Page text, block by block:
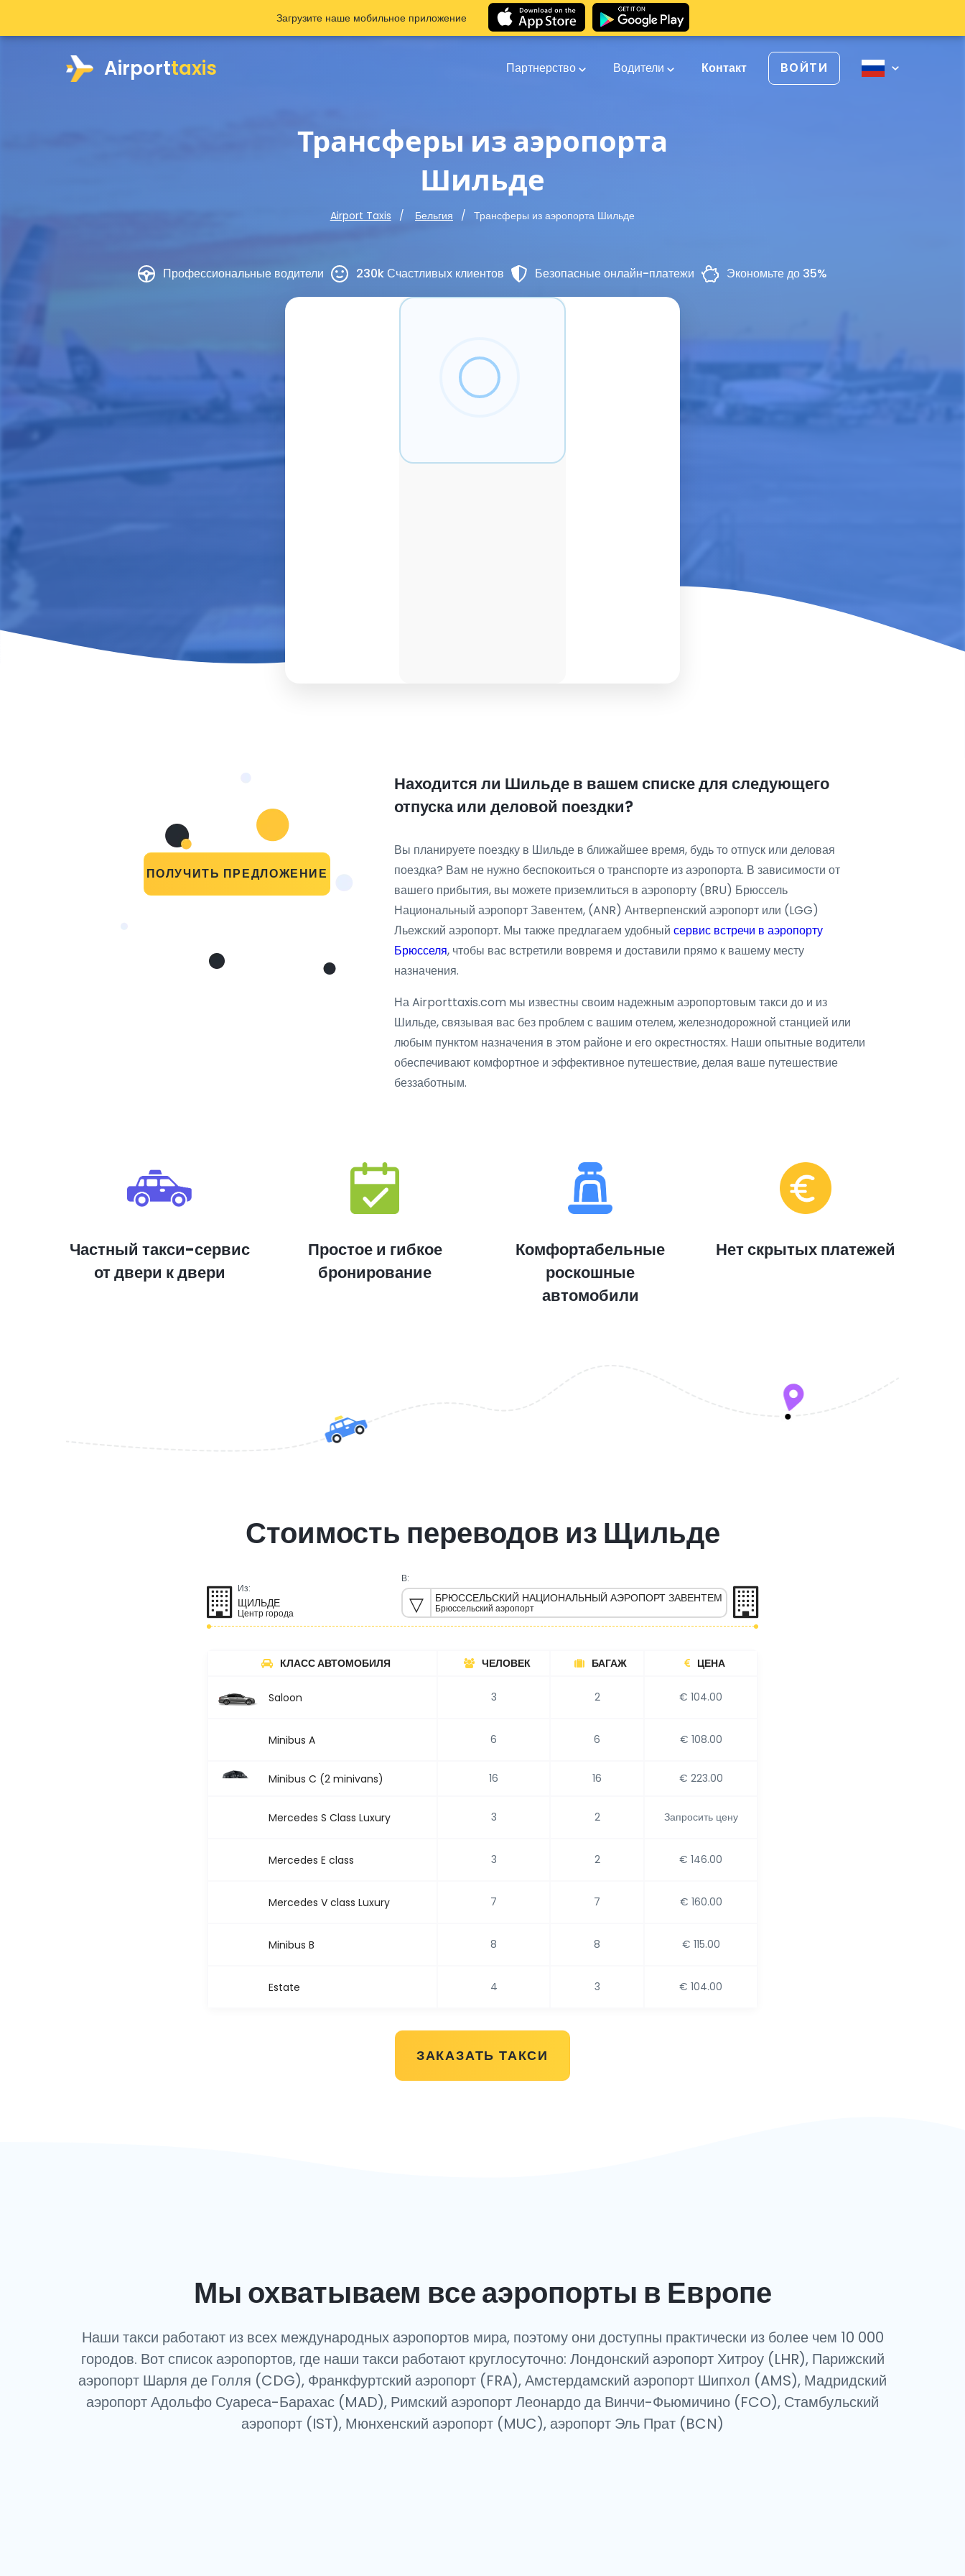
Airporttaxis Партнерство Водители Контакт ВОЙТИ
Трансферы из аэропорта
Шильде
Airport Taxis Бельгия Трансферы из аэропорта Шильде
Профессиональные водители 230k Счастливых клиентов Безопасные онлайн-платежи Экономьте до 35%
Загрузите наше мобильное приложение
ПОЛУЧИТЬ ПРЕДЛОЖЕНИЕ
Находится ли Шильде в вашем списке для следующего
отпуска или деловой поездки?
Вы планируете поездку в Шильде в ближайшее время, будь то отпуск или деловая
поездка? Вам не нужно беспокоиться о транспорте из аэропорта. В зависимости от
вашего прибытия, вы можете приземлиться в аэропорту (BRU) Брюссель
Национальный аэропорт Завентем, (ANR) Антверпенский аэропорт или (LGG)
Льежский аэропорт. Мы также предлагаем удобный сервис встречи в аэропорту
Брюсселя, чтобы вас встретили вовремя и доставили прямо к вашему месту
назначения.
На Airporttaxis.com мы известны своим надежным аэропортовым такси до и из
Шильде, связывая вас без проблем с вашим отелем, железнодорожной станцией или
любым пунктом назначения в этом районе и его окрестностях. Наши опытные водители
обеспечивают комфортное и эффективное путешествие, делая ваше путешествие
беззаботным.
Частный такси-сервис
от двери к двери
Простое и гибкое
бронирование
Комфортабельные
роскошные
автомобили
Нет скрытых платежей
Стоимость переводов из Щильде
Из:
ЩИЛЬДЕ
Центр города
В:
БРЮССЕЛЬСКИЙ НАЦИОНАЛЬНЫЙ АЭРОПОРТ ЗАВЕНТЕМ
Брюссельский аэропорт
КЛАСС АВТОМОБИЛЯ ЧЕЛОВЕК БАГАЖ ЦЕНА
Saloon 3 2 € 104.00
Minibus A 6 6 € 108.00
Minibus C (2 minivans) 16 16 € 223.00
Mercedes S Class Luxury 3 2 Запросить цену
Mercedes E class 3 2 € 146.00
Mercedes V class Luxury 7 7 € 160.00
Minibus B 8 8 € 115.00
Estate 4 3 € 104.00
ЗАКАЗАТЬ ТАКСИ
Мы охватываем все аэропорты в Европе
Наши такси работают из всех международных аэропортов мира, поэтому они доступны практически из более чем 10 000
городов. Вот список аэропортов, где наши такси работают круглосуточно: Лондонский аэропорт Хитроу (LHR), Парижский
аэропорт Шарля де Голля (CDG), Франкфуртский аэропорт (FRA), Амстердамский аэропорт Шипхол (AMS), Мадридский
аэропорт Адольфо Суареса-Барахас (MAD), Римский аэропорт Леонардо да Винчи-Фьюмичино (FCO), Стамбульский
аэропорт (IST), Мюнхенский аэропорт (MUC), аэропорт Эль Прат (BCN)